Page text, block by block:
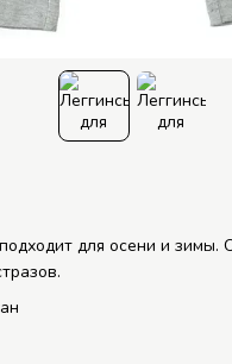
для осени и